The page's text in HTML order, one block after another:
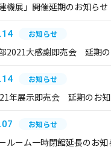
機展」開催延期のお知らせ
お知らせ
2021大感謝即売会 延期
お知らせ
年展示即売会 延期のお
お知らせ
ルーム一時閉館延長のお知